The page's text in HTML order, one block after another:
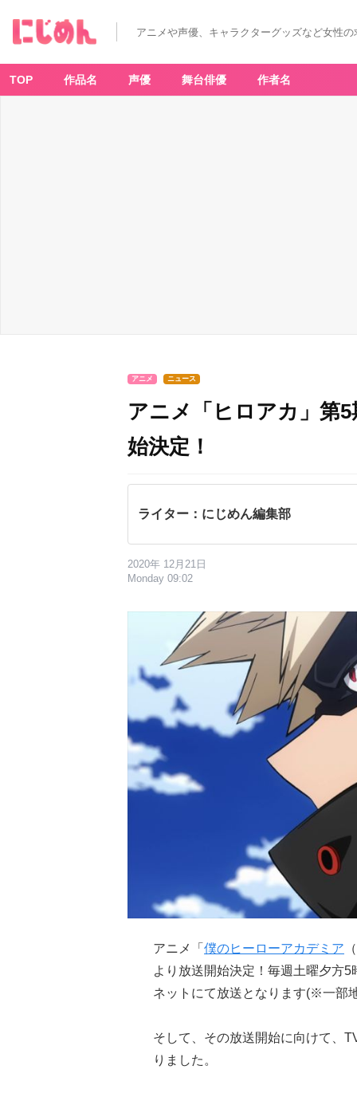
アニメや声優、キャラクターグッズなど女性
TOP 作品名 声優 舞台俳優 作者名
アニメ ニュース
アニメ「ヒロアカ」第
始決定！
ライター：にじめん編集部
2020年 12月21日
Monday 09:02
アニメ「 僕のヒーローアカデミア
より放送開始決定！毎週土曜夕方
ネットにて放送となります(※一部
そして、その放送開始に向けて、
りました。